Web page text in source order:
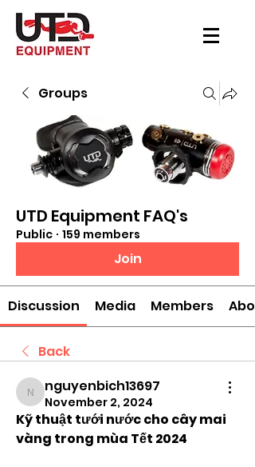
Groups
UTD Equipment FAQ's
Public · 159 members
Join
Discussion Media Members
Back
nguyenbich13697
nguyenbich13697
November 2, 2024
Kỹ thuật tưới nước cho cây mai
vàng trong mùa Tết 2024